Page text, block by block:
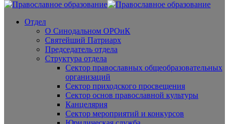
Отдел
О Синодальном ОРОиК
Святейший Патриарх
Председатель отдела
Структура отдела
Сектор православных общеобразовательных
организаций
Сектор приходского просвещения
Сектор основ православной культуры
Канцелярия
Сектор мероприятий и конкурсов